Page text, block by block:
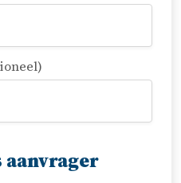
aanvrager